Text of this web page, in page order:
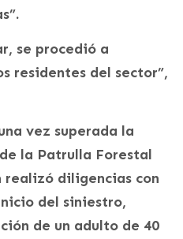
se procedió a
residentes del sector”,
vez superada la
la Patrulla Forestal
diligencias con
del siniestro,
de un adulto de 40